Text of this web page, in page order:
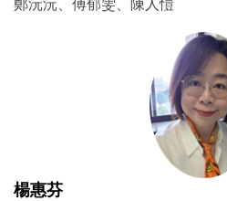
鄭沅沅、傅郁雯、陳人愷
楊惠芬